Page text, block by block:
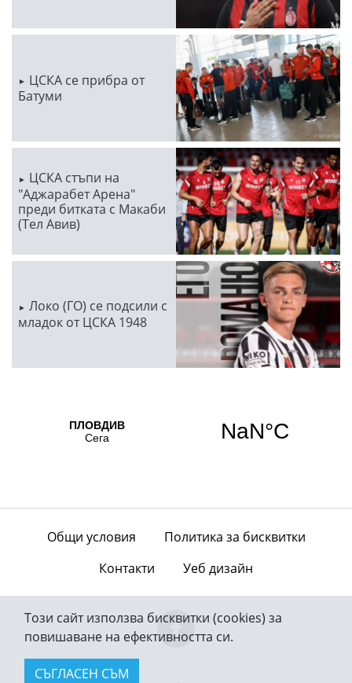
ЦСКА се прибра от
Батуми
ЦСКА стъпи на
"Аджарабет Арена"
преди битката с Макаби
(Тел Авив)
Локо (ГО) се подсили с
младок от ЦСКА 1948
Общи условия
Политика за бисквитки
Контакти
Уеб дизайн
Този сайт използва бисквитки (cookies) за
повишаване на ефективността си.
СЪГЛАСЕН СЪМ